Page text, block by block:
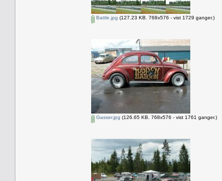
Battle.jpg (127.23 KB. 768x576 - vist 1729 ganger.)
Gasser.jpg (126.65 KB. 768x576 - vist 1761 ganger.)